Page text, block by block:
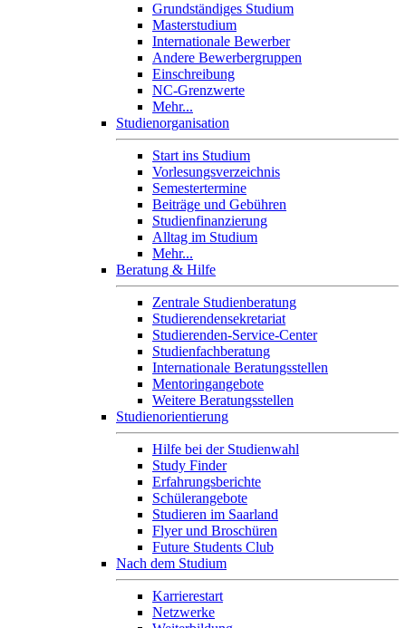
Grundständiges Studium
Masterstudium
Internationale Bewerber
Andere Bewerbergruppen
Einschreibung
NC-Grenzwerte
Mehr...
Studienorganisation
Start ins Studium
Vorlesungsverzeichnis
Semestertermine
Beiträge und Gebühren
Studienfinanzierung
Alltag im Studium
Mehr...
Beratung & Hilfe
Zentrale Studienberatung
Studierendensekretariat
Studierenden-Service-Center
Studienfachberatung
Internationale Beratungsstellen
Mentoringangebote
Weitere Beratungsstellen
Studienorientierung
Hilfe bei der Studienwahl
Study Finder
Erfahrungsberichte
Schülerangebote
Studieren im Saarland
Flyer und Broschüren
Future Students Club
Nach dem Studium
Karrierestart
Netzwerke